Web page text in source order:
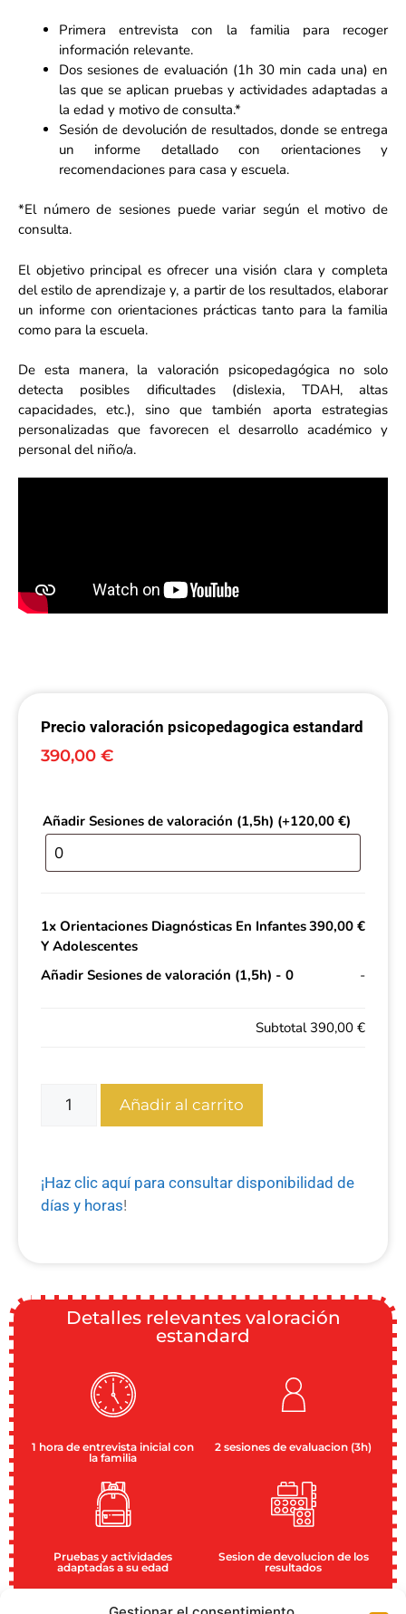
Primera entrevista con la familia para recoger
información relevante.
Dos sesiones de evaluación (1h 30 min cada una) en
las que se aplican pruebas y actividades adaptadas a
la edad y motivo de consulta.*
Sesión de devolución de resultados, donde se entrega
un informe detallado con orientaciones y
recomendaciones para casa y escuela.
*El número de sesiones puede variar según el motivo de
consulta.
El objetivo principal es ofrecer una visión clara y completa
del estilo de aprendizaje y, a partir de los resultados, elaborar
un informe con orientaciones prácticas tanto para la familia
como para la escuela.
De esta manera, la valoración psicopedagógica no solo
detecta posibles dificultades (dislexia, TDAH, altas
capacidades, etc.), sino que también aporta estrategias
personalizadas que favorecen el desarrollo académico y
personal del niño/a.
Precio valoración psicopedagogica estandard
390,00 €
Añadir Sesiones de valoración (1,5h) (+120,00 €)
1x Orientaciones Diagnósticas En Infantes
Y Adolescentes
390,00 €
Añadir Sesiones de valoración (1,5h) - 0 -
Subtotal 390,00 €
Añadir al carrito
¡Haz clic aquí para consultar disponibilidad de
días y horas!
Detalles relevantes valoración
estandard
1 hora de entrevista inicial con
la familia
2 sesiones de evaluacion (3h)
Pruebas y actividades
adaptadas a su edad
Sesion de devolucion de los
resultados